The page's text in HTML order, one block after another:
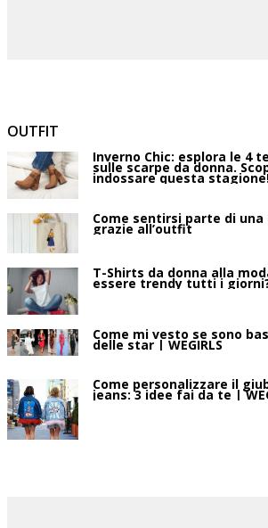
OUTFIT
Inverno Chic: esplora le 4
sulle scarpe da donna.
indossare questa
Come sentirsi parte di
grazie all’outfit
T-Shirts da donna alla
essere trendy tutti i
Come mi vesto se sono
delle star | WEGIRLS
Come personalizzare il
jeans: 3 idee fai da te |